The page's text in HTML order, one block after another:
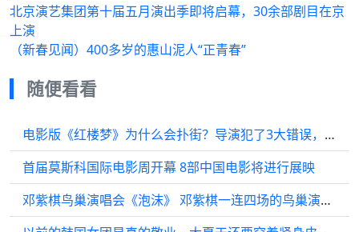
北京演艺集团第十届五月演出季即将启幕，30余部剧目在京
上演
（新春见闻）400多岁的惠山泥人“正青春”
随便看看
电影版《红楼梦》为什么会扑街？导演犯了3大错误，神仙都救不了
首届莫斯科国际电影周开幕 8部中国电影将进行展映
邓紫棋鸟巢演唱会《泡沫》 邓紫棋一连四场的鸟巢演唱会已圆满结束…